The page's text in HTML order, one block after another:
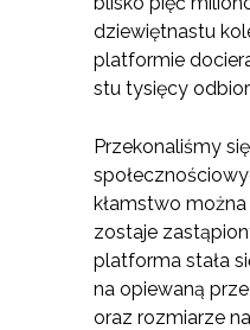
dziewiętnastu
platformie
stu tysięcy
Przekonaliśmy
kłamstwo
zostaje
platforma stała
na opiewaną
oraz rozmiarze